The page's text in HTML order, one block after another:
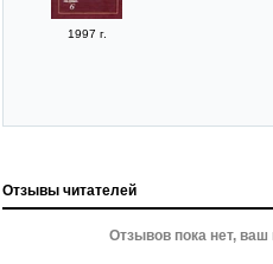
1997 г.
Отзывы читателей
Отзывов пока нет,